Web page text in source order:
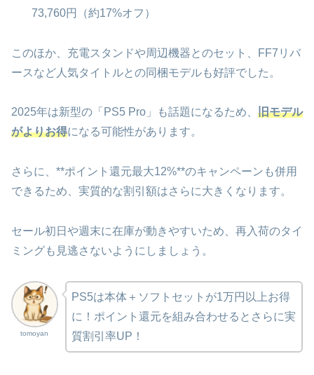
73,760円（約17%オフ）
このほか、充電スタンドや周辺機器とのセット、FF7リバ
ースなど人気タイトルとの同梱モデルも好評でした。
2025年は新型の「PS5 Pro」も話題になるため、 旧モデル
がよりお得になる可能性があります。
さらに、**ポイント還元最大12%**のキャンペーンも併用
できるため、実質的な割引額はさらに大きくなります。
セール初日や週末に在庫が動きやすいため、再入荷のタイ
ミングも見逃さないようにしましょう。
tomoyan
PS5は本体＋ソフトセットが1万円以上お得
に！ポイント還元を組み合わせるとさらに実
質割引率UP！